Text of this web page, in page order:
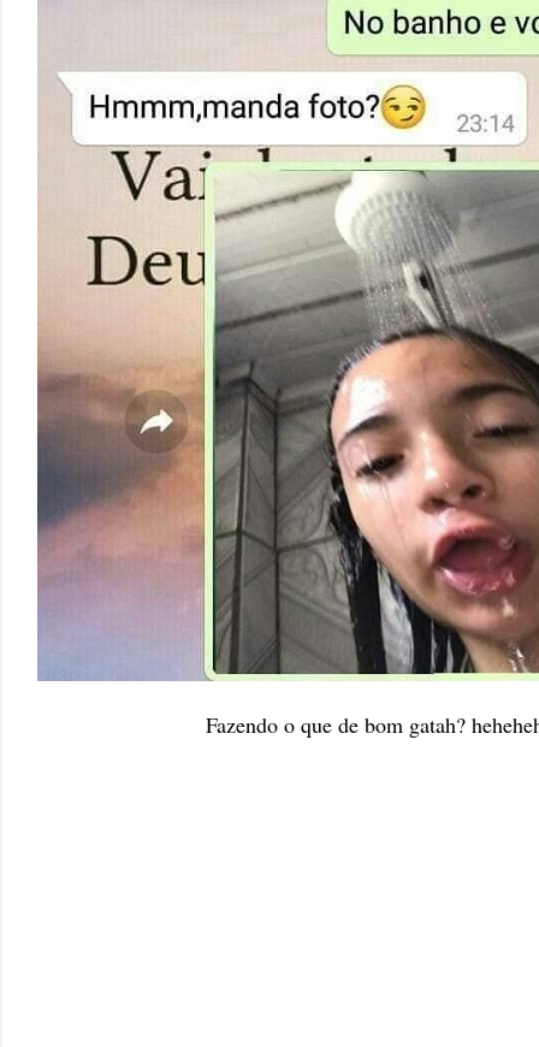
Fazendo o que de bom gatah?